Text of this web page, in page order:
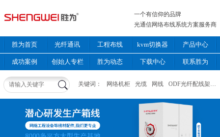
一个有信仰的品牌
光通信网络布线系统方案服务商
胜为首页 光纤通讯 工程布线 kvm切换器 产品中心
成功案例 创始人专栏 胜为动态 下载中心 联系胜为
关键词： 网络机柜 光缆 网线 ODF光纤配线架